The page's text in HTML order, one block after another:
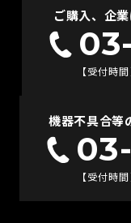
ご購入、企
【受付時
機器不具合等
【受付時